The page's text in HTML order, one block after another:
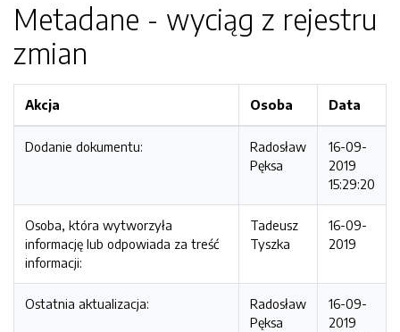
Metadane - wyciąg z rejestru
zmian
Akcja Osoba Data
Dodanie dokumentu:
Radosław
Pęksa
16-09-
2019
15:29:20
Osoba, która wytworzyła
informację lub odpowiada za treść
informacji:
Tadeusz
Tyszka
16-09-
2019
Ostatnia aktualizacja:
Radosław
Pęksa
16-09-
2019